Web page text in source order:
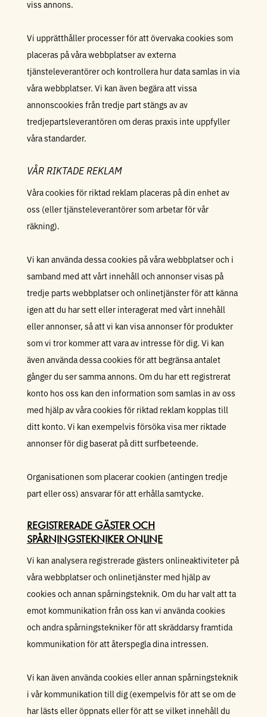
viss annons.
Vi upprätthåller processer för att övervaka cookies som
placeras på våra webbplatser av externa
tjänsteleverantörer och kontrollera hur data samlas in via
våra webbplatser. Vi kan även begära att vissa
annonscookies från tredje part stängs av av
tredjepartsleverantören om deras praxis inte uppfyller
våra standarder.
VÅR RIKTADE REKLAM
Våra cookies för riktad reklam placeras på din enhet av
oss (eller tjänsteleverantörer som arbetar för vår
räkning).
Vi kan använda dessa cookies på våra webbplatser och i
samband med att vårt innehåll och annonser visas på
tredje parts webbplatser och onlinetjänster för att känna
igen att du har sett eller interagerat med vårt innehåll
eller annonser, så att vi kan visa annonser för produkter
som vi tror kommer att vara av intresse för dig. Vi kan
även använda dessa cookies för att begränsa antalet
gånger du ser samma annons. Om du har ett registrerat
konto hos oss kan den information som samlas in av oss
med hjälp av våra cookies för riktad reklam kopplas till
ditt konto. Vi kan exempelvis försöka visa mer riktade
annonser för dig baserat på ditt surfbeteende.
Organisationen som placerar cookien (antingen tredje
part eller oss) ansvarar för att erhålla samtycke.
REGISTRERADE GÄSTER OCH
SPÅRNINGSTEKNIKER ONLINE
Vi kan analysera registrerade gästers onlineaktiviteter på
våra webbplatser och onlinetjänster med hjälp av
cookies och annan spårningsteknik. Om du har valt att ta
emot kommunikation från oss kan vi använda cookies
och andra spårningstekniker för att skräddarsy framtida
kommunikation för att återspegla dina intressen.
Vi kan även använda cookies eller annan spårningsteknik
i vår kommunikation till dig (exempelvis för att se om de
har lästs eller öppnats eller för att se vilket innehåll du